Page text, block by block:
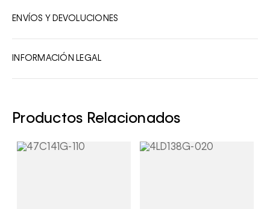
ENVÍOS Y DEVOLUCIONES
INFORMACIÓN LEGAL
Productos Relacionados